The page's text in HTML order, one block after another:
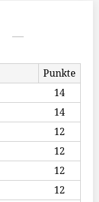
Punkte
14
14
12
12
12
12